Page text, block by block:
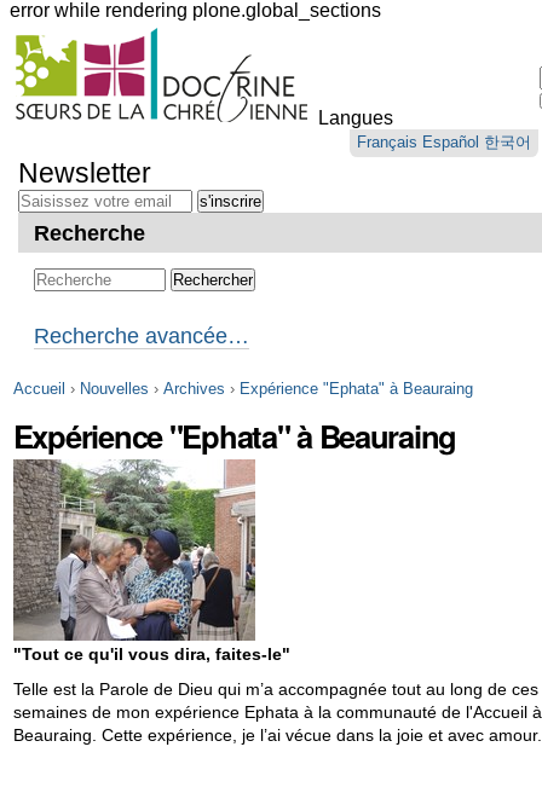
error while rendering plone.global_sections
Outils
personnels
Langues
Français Español 한국어
au
contenu.
Aller
navigation
Newsletter
Recherche
Recherche avancée…
Accueil › Nouvelles › Archives › Expérience "Ephata" à Beauraing
Expérience "Ephata" à Beauraing
"Tout ce qu'il vous dira, faites-le"
Telle est la Parole de Dieu qui m’a accompagnée tout au long de
semaines de mon expérience Ephata à la communauté de l'Accueil à
Beauraing. Cette expérience, je l’ai vécue dans la joie et avec amour.